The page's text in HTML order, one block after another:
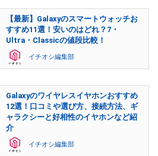
【最新】Galaxyのスマートウォッチお
すすめ11選！安いのはどれ？7・
Ultra・Classicの値段比較！
イチオシ編集部
Galaxyのワイヤレスイヤホンおすすめ
12選！口コミや選び方、接続方法、ギ
ャラクシーと好相性のイヤホンなど紹
介
イチオシ編集部